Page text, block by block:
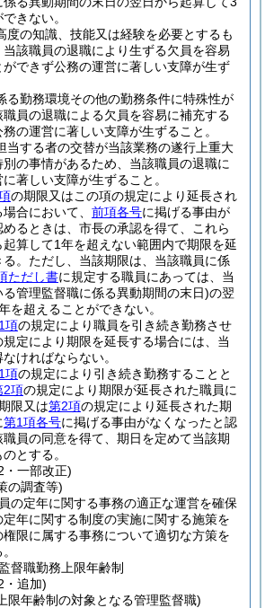
きない。
度の知識、技能又は経験を必要とするも
該職員の退職により生ずる欠員を容易
ができず公務の運営に著しい支障が生ず
る勤務環境その他の勤務条件に特殊性が
員の退職による欠員を容易に補充する
の運営に著しい支障が生ずること。
当する者の交替が当該業務の遂行上重大
の事情があるため、当該職員の退職に
著しい支障が生ずること。
の期限又はこの項の規定により延長され
合において、 前項各号に掲げる事由が
るときは、市長の承認を得て、これら
算して1年を超えない範囲内で期限を延
。 ただし、当該期限は、当該職員に係
ただし書に規定する職員にあっては、当
管理監督職に係る異動期間の末日)の翌
を超えることができない。
項の規定により職員を引き続き勤務させ
規定により期限を延長する場合には、当
ければならない。
項の規定により引き続き勤務することと
2項の規定により期限が延長された職員に
限又は第2項の規定により延長された期
第1項各号に掲げる事由がなくなったと認
員の同意を得て、期日を定めて当該期
とする。
・一部改正)
の調査等)
の定年に関する事務の適正な運営を確保
年に関する制度の実施に関する施策を
限に属する事務について適切な方策を
督職勤務上限年齢制
・追加)
限年齢制の対象となる管理監督職)